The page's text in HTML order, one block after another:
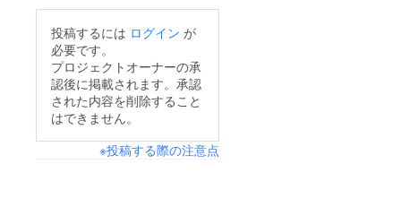
投稿するには ログイン が
必要です。
プロジェクトオーナーの承
認後に掲載されます。承認
された内容を削除すること
はできません。
※投稿する際の注意点